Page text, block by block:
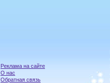
Реклама на сайте
О нас
Обратная связь